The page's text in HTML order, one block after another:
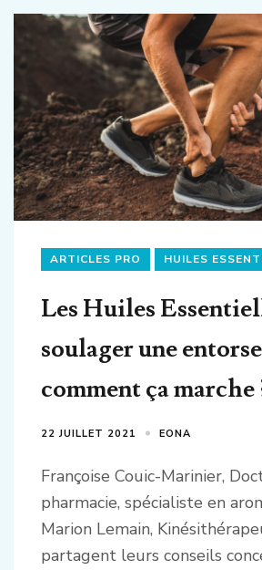
ARTICLES PRO HUILES
Les Huiles
soulager une
comment ça marche
22 JUILLET 2021 EONA
Françoise Couic-Marinier,
pharmacie, spécialiste en
Marion Lemain,
partagent leurs conseils